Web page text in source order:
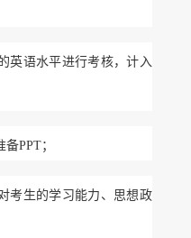
英语水平进行考核，计入
PPT；
考生的学习能力、思想政